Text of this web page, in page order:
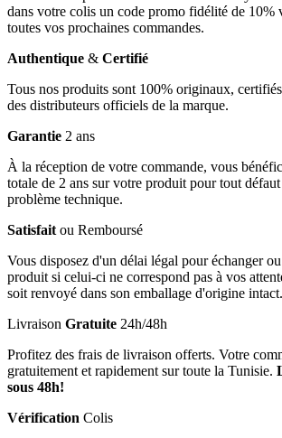
dans votre colis un code promo fidélité de 10%
toutes vos prochaines commandes.
Authentique & Certifié
Tous nos produits sont 100% originaux,
des distributeurs officiels de la marque.
Garantie 2 ans
À la réception de votre commande, vous
totale de 2 ans sur votre produit pour tout
problème technique.
Satisfait ou Remboursé
Vous disposez d'un délai légal pour échanger
produit si celui-ci ne correspond pas à vos
soit renvoyé dans son emballage d'origine intact.
Livraison Gratuite 24h/48h
Profitez des frais de livraison offerts. Votre
gratuitement et rapidement sur toute la Tunisie.
sous 48h!
Vérification Colis